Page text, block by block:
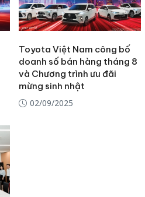
Toyota Việt Nam công bố
doanh số bán hàng tháng 8
và Chương trình ưu đãi
mừng sinh nhật
02/09/2025